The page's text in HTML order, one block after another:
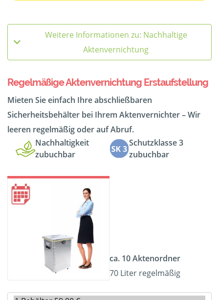
Weitere Informationen zu: Nachhaltige
Aktenvernichtung
Regelmäßige Aktenvernichtung Erstaufstellung
Mieten Sie einfach Ihre abschließbaren
Sicherheitsbehälter bei Ihrem Aktenvernichter – Wir
leeren regelmäßig oder auf Abruf.
Nachhaltigkeit
zubuchbar
Schutzklasse 3
zubuchbar
ca. 10 Aktenordner
70 Liter regelmäßig